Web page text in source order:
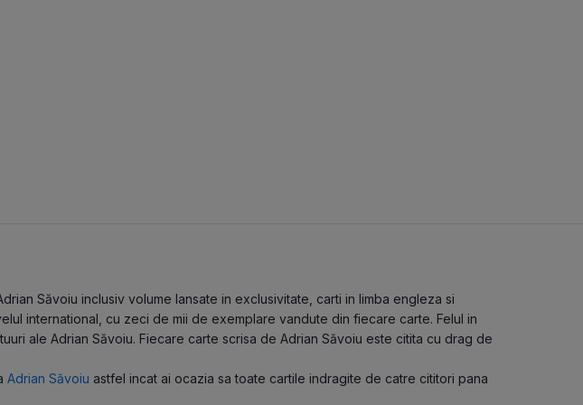
Săvoiu inclusiv volume lansate in exclusivitate, carti in limba engleza si
international, cu zeci de mii de exemplare vandute din fiecare carte. Felul in
ale Adrian Săvoiu. Fiecare carte scrisa de Adrian Săvoiu este citita cu drag de
Adrian Săvoiu astfel incat ai ocazia sa toate cartile indragite de catre cititori pana